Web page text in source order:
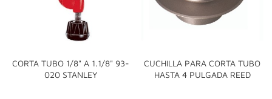
CORTA TUBO 1/8" A 1.1/8" 93-
020 STANLEY
CUCHILLA PARA CORTA TUBO
HASTA 4 PULGADA REED